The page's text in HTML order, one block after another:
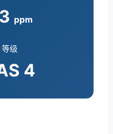
ppm
级
4